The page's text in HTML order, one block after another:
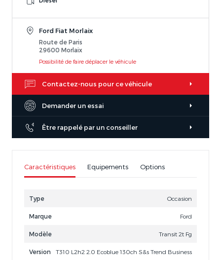
Ford Fiat Morlaix
Route de Paris
29600 Morlaix
Possibilité de faire déplacer le véhicule
Contactez-nous pour ce véhicule
Demander un essai
Être rappelé par un conseiller
Caractéristiques Equipements Options
Type Occasion
Marque Ford
Modèle Transit 2t Fg
Version T310 L2h2 2.0 Ecoblue 130ch S&s Trend Business